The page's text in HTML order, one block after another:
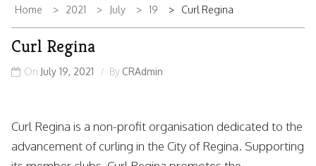
Home 2021 July 19 Curl Regina
Curl Regina
On July 19, 2021 By CRAdmin
Curl Regina is a non-profit organisation dedicated to the
advancement of curling in the City of Regina. Supporting